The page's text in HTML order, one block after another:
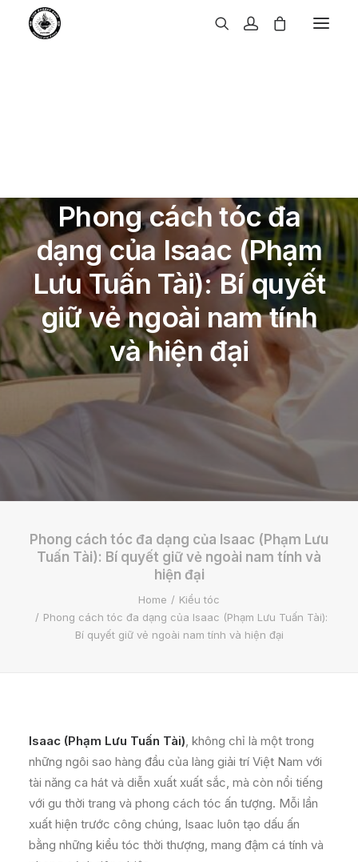
Phong cách tóc đa
dạng của Isaac (Phạm
Lưu Tuấn Tài): Bí quyết
giữ vẻ ngoài nam tính
và hiện đại
Phong cách tóc đa dạng của Isaac (Phạm Lưu
Tuấn Tài): Bí quyết giữ vẻ ngoài nam tính và
hiện đại
Home
Kiểu tóc
Phong cách tóc đa dạng của Isaac (Phạm Lưu Tuấn Tài):
Bí quyết giữ vẻ ngoài nam tính và hiện đại
Isaac (Phạm Lưu Tuấn Tài), không chỉ là một trong
những ngôi sao hàng đầu của làng giải trí Việt Nam với
tài năng ca hát và diễn xuất xuất sắc, mà còn nổi tiếng
với gu thời trang và phong cách tóc ấn tượng. Mỗi lần
xuất hiện trước công chúng, Isaac luôn tạo dấu ấn
bằng những kiểu tóc thời thượng, mang đậm cá tính và